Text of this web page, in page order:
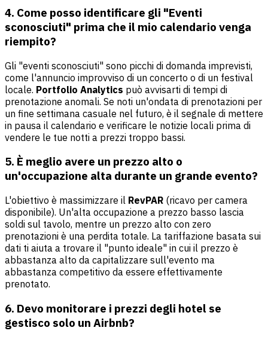
4. Come posso identificare gli "Eventi
sconosciuti" prima che il mio calendario venga
riempito?
Gli "eventi sconosciuti" sono picchi di domanda imprevisti,
come l'annuncio improvviso di un concerto o di un festival
locale. Portfolio Analytics può avvisarti di tempi di
prenotazione anomali. Se noti un'ondata di prenotazioni per
un fine settimana casuale nel futuro, è il segnale di mettere
in pausa il calendario e verificare le notizie locali prima di
vendere le tue notti a prezzi troppo bassi.
5. È meglio avere un prezzo alto o
un'occupazione alta durante un grande evento?
L'obiettivo è massimizzare il RevPAR (ricavo per camera
disponibile). Un'alta occupazione a prezzo basso lascia
soldi sul tavolo, mentre un prezzo alto con zero
prenotazioni è una perdita totale. La tariffazione basata sui
dati ti aiuta a trovare il "punto ideale" in cui il prezzo è
abbastanza alto da capitalizzare sull'evento ma
abbastanza competitivo da essere effettivamente
prenotato.
6. Devo monitorare i prezzi degli hotel se
gestisco solo un Airbnb?